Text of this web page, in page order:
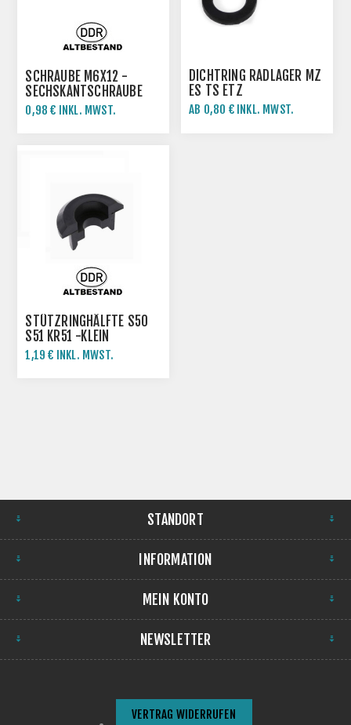
SCHRAUBE M6X12 -
SECHSKANTSCHRAUBE
0,98 € INKL. MWST.
DICHTRING RADLAGER MZ
ES TS ETZ
AB 0,80 € INKL. MWST.
STÜTZRINGHÄLFTE S50
S51 KR51 -KLEIN
1,19 € INKL. MWST.
STANDORT
INFORMATION
MEIN KONTO
NEWSLETTER
VERTRAG WIDERRUFEN